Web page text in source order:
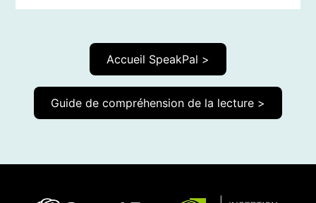
Accueil SpeakPal >
Guide de compréhension de la lecture >